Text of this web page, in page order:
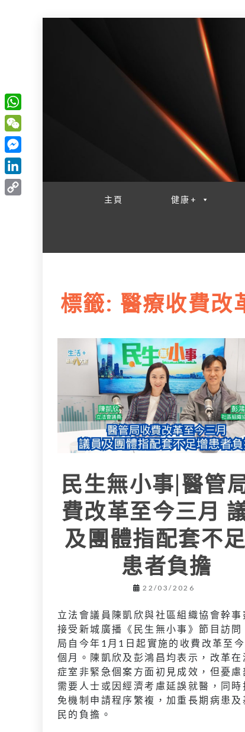
主頁 健康+
標籤: 醫療收費改
民生無小事|醫管
費改革至今三月
及團體指配套不
患者負擔
22/03/2026
立法會議員陳凱欣與社區組織協會幹事
接受新城廣播《民生無小事》節目訪問
局自今年1月1日起實施的收費改革至
個月。陳凱欣及彭鴻昌均表示，改革在
症室非緊急個案方面初見成效，但憂慮
需要人士或因經濟考慮延誤就醫，同時
免機制申請程序繁複，加重長期病患及
民的負擔。
W
h
a
t
s
W
e
C
h
M
e
s
L
i